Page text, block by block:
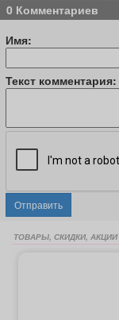
0 Комментариев
Имя:
Текст комментария:
Отправить
ТОВАРЫ, СКИДКИ, АКЦИИ